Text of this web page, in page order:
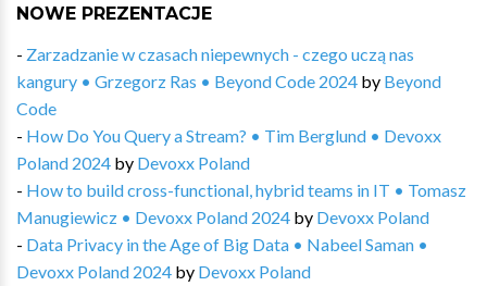
NOWE PREZENTACJE
- Zarzadzanie w czasach niepewnych - czego uczą nas
kangury • Grzegorz Ras • Beyond Code 2024 by Beyond
Code
- How Do You Query a Stream? • Tim Berglund • Devoxx
Poland 2024 by Devoxx Poland
- How to build cross-functional, hybrid teams in IT • Tomasz
Manugiewicz • Devoxx Poland 2024 by Devoxx Poland
- Data Privacy in the Age of Big Data • Nabeel Saman •
Devoxx Poland 2024 by Devoxx Poland